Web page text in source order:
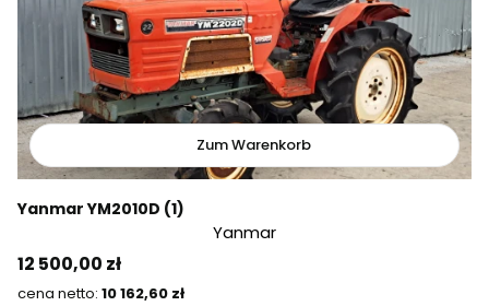
Zum Warenkorb
Yanmar YM2010D (1)
Yanmar
Preis
12 500,00 zł
Preis
10 162,60 zł